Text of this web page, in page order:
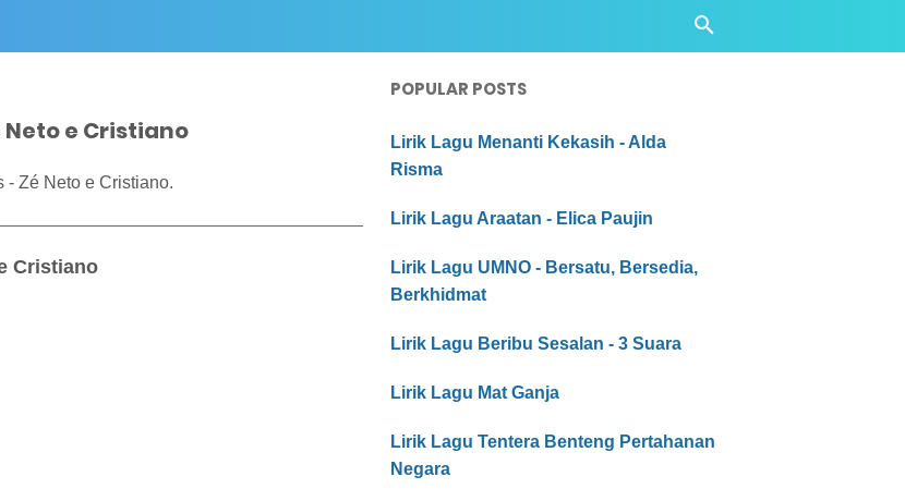
Neto e Cristiano
- Zé Neto e Cristiano.
Cristiano
POPULAR POSTS
Lirik Lagu Menanti Kekasih - Alda
Risma
Lirik Lagu Araatan - Elica Paujin
Lirik Lagu UMNO - Bersatu, Bersedia,
Berkhidmat
Lirik Lagu Beribu Sesalan - 3 Suara
Lirik Lagu Mat Ganja
Lirik Lagu Tentera Benteng Pertahanan
Negara